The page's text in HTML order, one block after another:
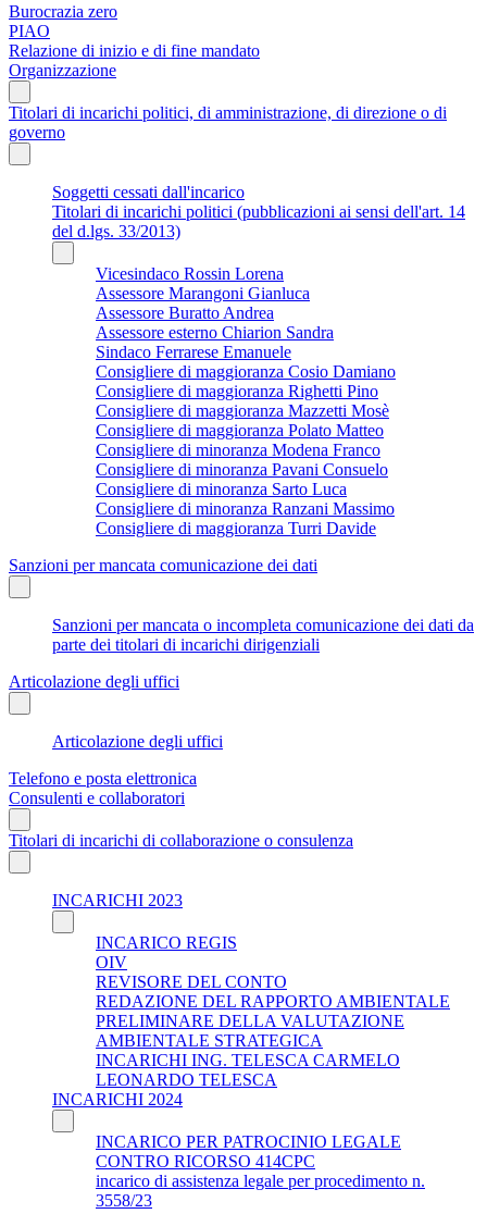
Burocrazia zero
PIAO
Relazione di inizio e di fine mandato
Organizzazione
Titolari di incarichi politici, di amministrazione, di direzione o di
governo
Soggetti cessati dall'incarico
Titolari di incarichi politici (pubblicazioni ai sensi dell'art. 14
del d.lgs. 33/2013)
Vicesindaco Rossin Lorena
Assessore Marangoni Gianluca
Assessore Buratto Andrea
Assessore esterno Chiarion Sandra
Sindaco Ferrarese Emanuele
Consigliere di maggioranza Cosio Damiano
Consigliere di maggioranza Righetti Pino
Consigliere di maggioranza Mazzetti Mosè
Consigliere di maggioranza Polato Matteo
Consigliere di minoranza Modena Franco
Consigliere di minoranza Pavani Consuelo
Consigliere di minoranza Sarto Luca
Consigliere di minoranza Ranzani Massimo
Consigliere di maggioranza Turri Davide
Sanzioni per mancata comunicazione dei dati
Sanzioni per mancata o incompleta comunicazione dei dati da
parte dei titolari di incarichi dirigenziali
Articolazione degli uffici
Articolazione degli uffici
Telefono e posta elettronica
Consulenti e collaboratori
Titolari di incarichi di collaborazione o consulenza
INCARICHI 2023
INCARICO REGIS
OIV
REVISORE DEL CONTO
REDAZIONE DEL RAPPORTO AMBIENTALE
PRELIMINARE DELLA VALUTAZIONE
AMBIENTALE STRATEGICA
INCARICHI ING. TELESCA CARMELO
LEONARDO TELESCA
INCARICHI 2024
INCARICO PER PATROCINIO LEGALE
CONTRO RICORSO 414CPC
incarico di assistenza legale per procedimento n.
3558/23